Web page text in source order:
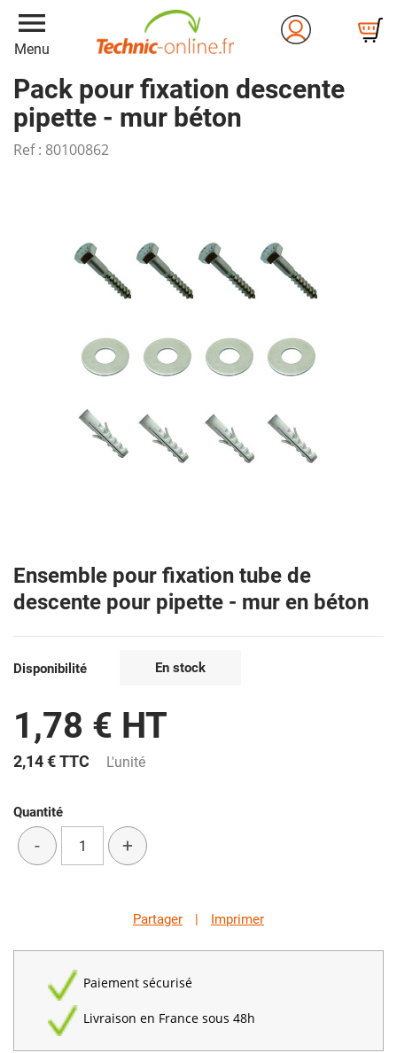
menu
Menu
Pack pour fixation descente
pipette - mur béton
Ref : 80100862
Ensemble pour fixation tube de
descente pour pipette - mur en béton
Disponibilité En stock
1,78 € HT
2,14 €TTC L'unité
Quantité
- +
Partager | Imprimer
Paiement sécurisé
Livraison en France sous 48h